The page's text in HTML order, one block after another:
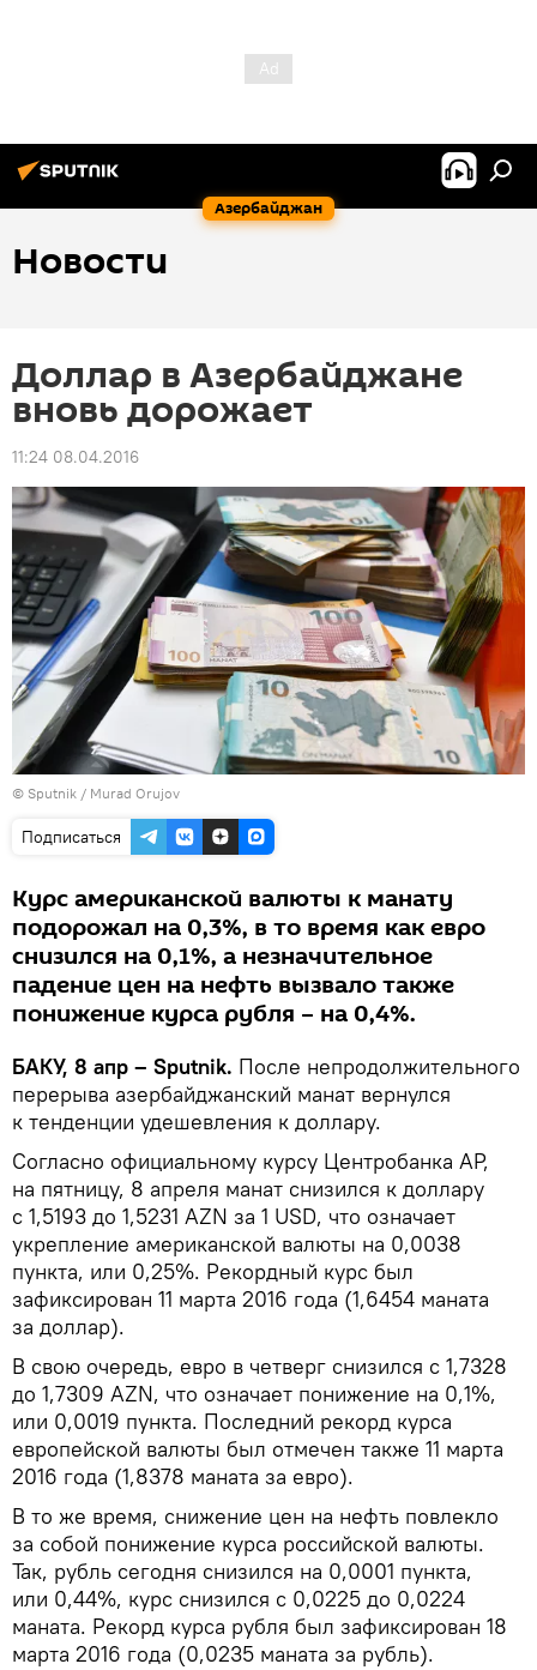
Азербайджан
Новости
Доллар в Азербайджане
вновь дорожает
11:24 08.04.2016
© Sputnik / Murad Orujov
Подписаться
Курс американской валюты к манату
подорожал на 0,3%, в то время как евро
снизился на 0,1%, а незначительное
падение цен на нефть вызвало также
понижение курса рубля – на 0,4%.
БАКУ, 8 апр – Sputnik. После непродолжительного
перерыва азербайджанский манат вернулся
к тенденции удешевления к доллару.
Согласно официальному курсу Центробанка АР,
на пятницу, 8 апреля манат снизился к доллару
с 1,5193 до 1,5231 AZN за 1 USD, что означает
укрепление американской валюты на 0,0038
пункта, или 0,25%. Рекордный курс был
зафиксирован 11 марта 2016 года (1,6454 маната
за доллар).
В свою очередь, евро в четверг снизился с 1,7328
до 1,7309 AZN, что означает понижение на 0,1%,
или 0,0019 пункта. Последний рекорд курса
европейской валюты был отмечен также 11 марта
2016 года (1,8378 маната за евро).
В то же время, снижение цен на нефть повлекло
за собой понижение курса российской валюты.
Так, рубль сегодня снизился на 0,0001 пункта,
или 0,44%, курс снизился с 0,0225 до 0,0224
маната. Рекорд курса рубля был зафиксирован 18
марта 2016 года (0,0235 маната за рубль).